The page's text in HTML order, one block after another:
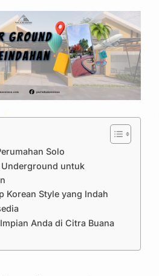
Solo
untuk
Korean Style yang Indah
Anda di Citra Buana